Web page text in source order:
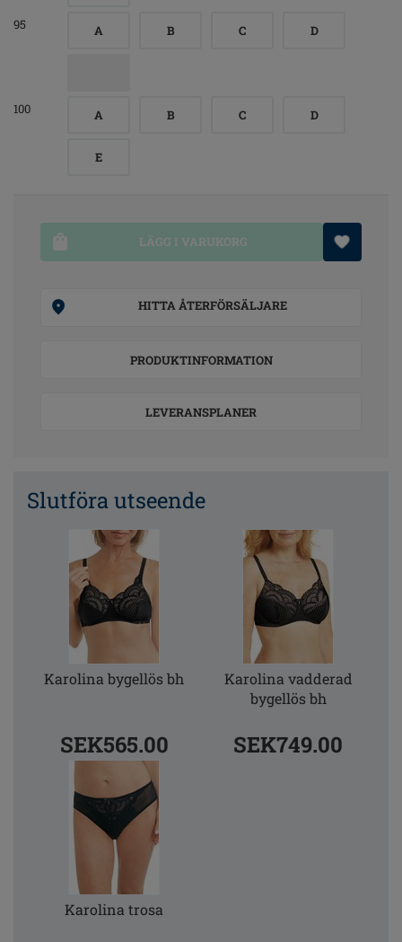
95 A B C D
100 A B C D
E
LÄGG I VARUKORG
HITTA ÅTERFÖRSÄLJARE
PRODUKTINFORMATION
LEVERANSPLANER
Slutföra utseende
Karolina bygellös bh
SEK565.00
Karolina vadderad
bygellös bh
SEK749.00
Karolina trosa